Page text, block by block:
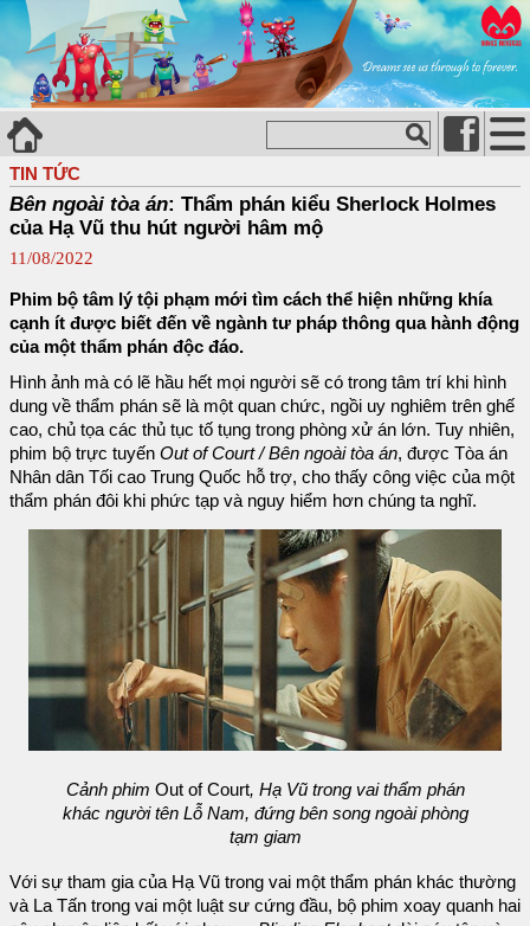
TIN TỨC
Bên ngoài tòa án: Thẩm phán kiểu Sherlock Holmes
của Hạ Vũ thu hút người hâm mộ
11/08/2022
Phim bộ tâm lý tội phạm mới tìm cách thể hiện những khía
cạnh ít được biết đến về ngành tư pháp thông qua hành động
của một thẩm phán độc đáo.
Hình ảnh mà có lẽ hầu hết mọi người sẽ có trong tâm trí khi hình
dung về thẩm phán sẽ là một quan chức, ngồi uy nghiêm trên ghế
cao, chủ tọa các thủ tục tố tụng trong phòng xử án lớn. Tuy nhiên,
phim bộ trực tuyến Out of Court / Bên ngoài tòa án, được Tòa án
Nhân dân Tối cao Trung Quốc hỗ trợ, cho thấy công việc của một
thẩm phán đôi khi phức tạp và nguy hiểm hơn chúng ta nghĩ.
Cảnh phim Out of Court, Hạ Vũ trong vai thẩm phán
khác người tên Lỗ Nam, đứng bên song ngoài phòng
tạm giam
Với sự tham gia của Hạ Vũ trong vai một thẩm phán khác thường
và La Tấn trong vai một luật sư cứng đầu, bộ phim xoay quanh hai